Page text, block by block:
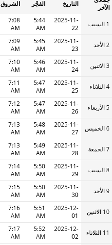
الآخر
التاريخ الفجْر الشروق
1 السبت
2025-11-
22
5:44
AM
7:08
AM
2 الأحد
2025-11-
23
5:45
AM
7:09
AM
3 الاثنين
2025-11-
24
5:46
AM
7:10
AM
4 الثلاثاء
2025-11-
25
5:47
AM
7:11
AM
5 الأربعاء
2025-11-
26
5:47
AM
7:12
AM
6 الخميس
2025-11-
27
5:48
AM
7:13
AM
7 الجمعة
2025-11-
28
5:49
AM
7:13
AM
8 السبت
2025-11-
29
5:50
AM
7:14
AM
9 الأحد
2025-11-
30
5:50
AM
7:15
AM
10 الاثنين
2025-12-
01
5:51
AM
7:16
AM
11 الثلاثاء
2025-12-
02
5:52
AM
7:17
AM